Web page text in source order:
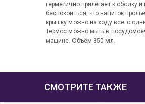
герметично прилегает к ободку
беспокоиться, что напиток
крышку можно на ходу всего
Термос можно мыть в
машине. Объём 350 мл.
СМОТРИТЕ ТАКЖЕ